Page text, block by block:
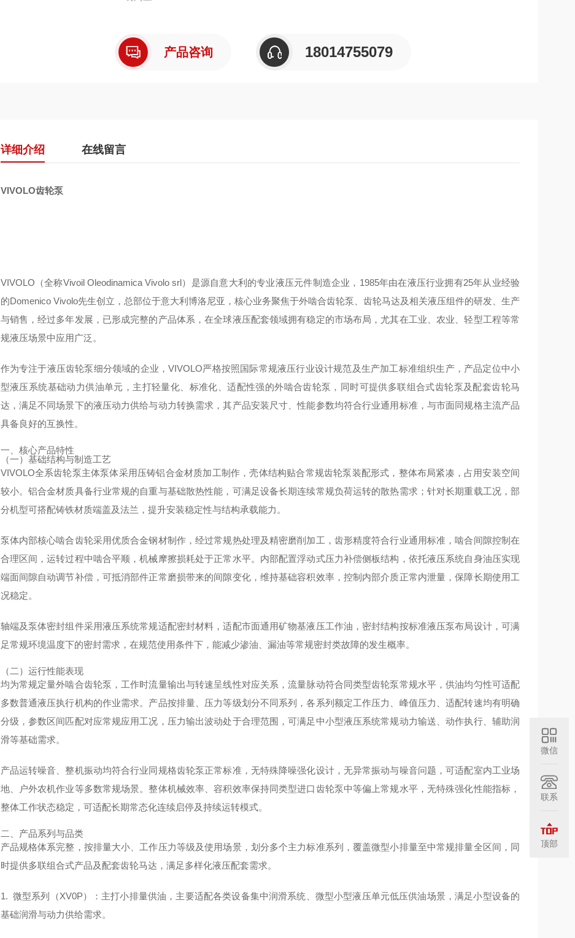
产品咨询 18014755079
详细介绍 在线留言
VIVOLO齿轮泵
VIVOLO（全称Vivoil Oleodinamica Vivolo srl）是源自意大利的专业液压元件制造企业，1985年由在液压行业拥有25年从业经验
的Domenico Vivolo先生创立，总部位于意大利博洛尼亚，核心业务聚焦于外啮合齿轮泵、齿轮马达及相关液压组件的研发、生产
与销售，经过多年发展，已形成完整的产品体系，在全球液压配套领域拥有稳定的市场布局，尤其在工业、农业、轻型工程等常
规液压场景中应用广泛。
作为专注于液压齿轮泵细分领域的企业，VIVOLO严格按照国际常规液压行业设计规范及生产加工标准组织生产，产品定位中小
型液压系统基础动力供油单元，主打轻量化、标准化、适配性强的外啮合齿轮泵，同时可提供多联组合式齿轮泵及配套齿轮马
达，满足不同场景下的液压动力供给与动力转换需求，其产品安装尺寸、性能参数均符合行业通用标准，与市面同规格主流产品
具备良好的互换性。
一、核心产品特性
（一）基础结构与制造工艺
VIVOLO全系齿轮泵主体泵体采用压铸铝合金材质加工制作，壳体结构贴合常规齿轮泵装配形式，整体布局紧凑，占用安装空间
较小。铝合金材质具备行业常规的自重与基础散热性能，可满足设备长期连续常规负荷运转的散热需求；针对长期重载工况，部
分机型可搭配铸铁材质端盖及法兰，提升安装稳定性与结构承载能力。
泵体内部核心啮合齿轮采用优质合金钢材制作，经过常规热处理及精密磨削加工，齿形精度符合行业通用标准，啮合间隙控制在
合理区间，运转过程中啮合平顺，机械摩擦损耗处于正常水平。内部配置浮动式压力补偿侧板结构，依托液压系统自身油压实现
端面间隙自动调节补偿，可抵消部件正常磨损带来的间隙变化，维持基础容积效率，控制内部介质正常内泄量，保障长期使用工
况稳定。
轴端及泵体密封组件采用液压系统常规适配密封材料，适配市面通用矿物基液压工作油，密封结构按标准液压泵布局设计，可满
足常规环境温度下的密封需求，在规范使用条件下，能减少渗油、漏油等常规密封类故障的发生概率。
（二）运行性能表现
均为常规定量外啮合齿轮泵，工作时流量输出与转速呈线性对应关系，流量脉动符合同类型齿轮泵常规水平，供油均匀性可适配
多数普通液压执行机构的作业需求。产品按排量、压力等级划分不同系列，各系列额定工作压力、峰值压力、适配转速均有明确
分级，参数区间匹配对应常规应用工况，压力输出波动处于合理范围，可满足中小型液压系统常规动力输送、动作执行、辅助润
滑等基础需求。
产品运转噪音、整机振动均符合行业同规格齿轮泵正常标准，无特殊降噪强化设计，无异常振动与噪音问题，可适配室内工业场
地、户外农机作业等多数常规场景。整体机械效率、容积效率保持同类型进口齿轮泵中等偏上常规水平，无特殊强化性能指标，
整体工作状态稳定，可适配长期常态化连续启停及持续运转模式。
二、产品系列与品类
产品规格体系完整，按排量大小、工作压力等级及使用场景，划分多个主力标准系列，覆盖微型小排量至中常规排量全区间，同
时提供多联组合式产品及配套齿轮马达，满足多样化液压配套需求。
1. 微型系列（XV0P）：主打小排量供油，主要适配各类设备集中润滑系统、微型小型液压单元低压供油场景，满足小型设备的
基础润滑与动力供给需求。
微信
联系
顶部